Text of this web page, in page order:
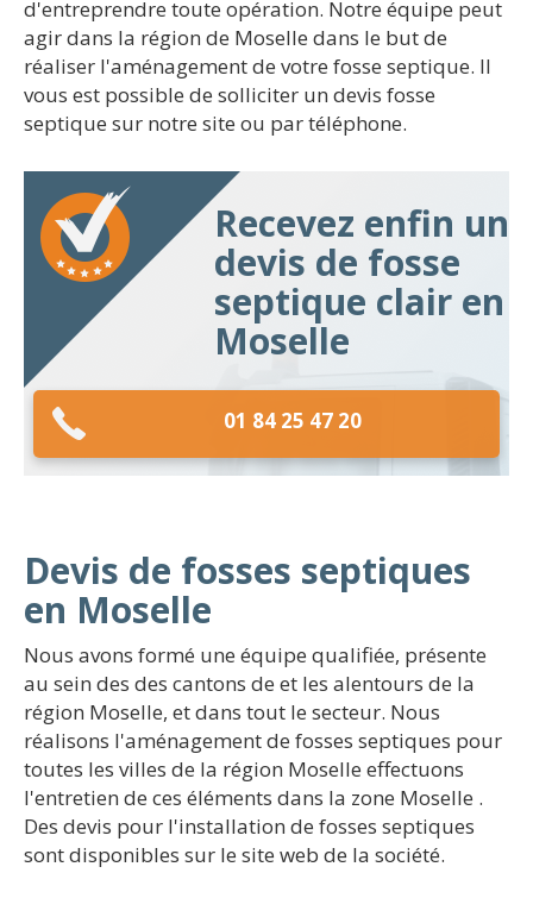
d'entreprendre toute opération. Notre équipe peut
agir dans la région de Moselle dans le but de
réaliser l'aménagement de votre fosse septique. Il
vous est possible de solliciter un devis fosse
septique sur notre site ou par téléphone.
Recevez enfin un
devis de fosse
septique clair en
Moselle
01 84 25 47 20
Devis de fosses septiques
en Moselle
Nous avons formé une équipe qualifiée, présente
au sein des des cantons de et les alentours de la
région Moselle, et dans tout le secteur. Nous
réalisons l'aménagement de fosses septiques pour
toutes les villes de la région Moselle effectuons
l'entretien de ces éléments dans la zone Moselle .
Des devis pour l'installation de fosses septiques
sont disponibles sur le site web de la société.